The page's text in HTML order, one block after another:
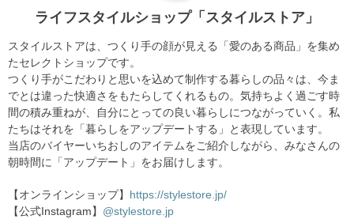
ライフスタイルショップ「スタイルストア」
スタイルストアは、つくり手の顔が見える「愛のある商品」を集め
たセレクトショップです。
つくり手がこだわりと思いを込めて制作する暮らしの品々は、今ま
でとは違った快適さをもたらしてくれるもの。気持ちよく過ごす時
間の積み重ねが、自分にとっての良い暮らしにつながっていく。私
たちはそれを「暮らしをアップデートする」と表現しています。
当店のバイヤーいちおしのアイテムをご紹介しながら、みなさんの
朝時間に「アップデート」をお届けします。
【オンラインショップ】
https://stylestore.jp/
【公式Instagram】 @stylestore.jp